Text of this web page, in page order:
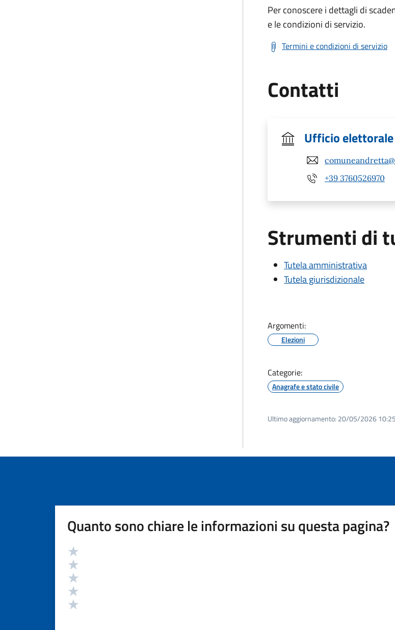
Per conoscere i dettagli di
e le condizioni di servizio.
Termini e condizioni di servizio
Contatti
Ufficio elettorale
+39 3760526970
Strumenti di
Tutela amministrativa
Tutela giurisdizionale
Argomenti:
Elezioni
Categorie:
Anagrafe e stato civile
Ultimo aggiornamento: 20/05/2026
Quanto sono chiare le informazioni su questa pagina?
Valutazione